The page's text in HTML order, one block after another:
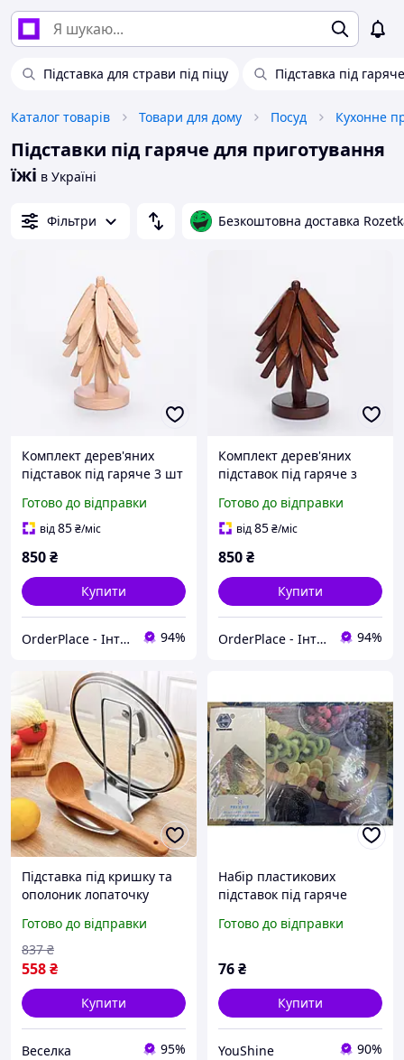
Підставка для страви під піцу Підставка під
Каталог товарів Товари для дому Посуд Кухонне
Підставки під гаряче для приготування
їжі в Україні
Фільтри Безкоштовна доставка
Комплект дерев'яних
підставок під гаряче 3 шт
настільним тримачем для
зберігання
Готово до відправки
від85₴/міс
850₴
Купити
OrderPlace - Інтернет-магазин товарів для дому 94%
Комплект дерев'яних
підставок під гаряче з
19 см для столу
Готово до відправки
від85₴/міс
850₴
Купити
OrderPlace - Інтернет-магазин товарів для дому 94%
Підставка під кришку та
ополоник лопаточку
аксесуар для організації
готування FLAME
Готово до відправки
558₴
837 ₴
Купити
Веселка 95%
Набір пластикових
підставок під гаряче
стола YU227
Готово до відправки
76₴
Купити
YouShine 90%